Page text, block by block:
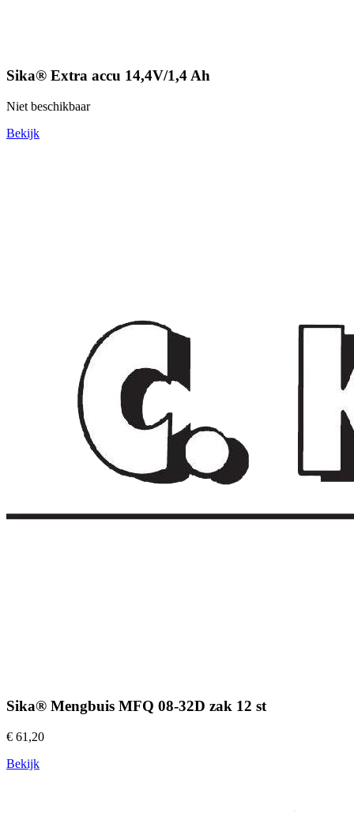
Sika® Extra accu 14,4V/1,4 Ah
Niet beschikbaar
Bekijk
Sika® Mengbuis MFQ 08-32D zak 12 st
€ 61,20
Bekijk